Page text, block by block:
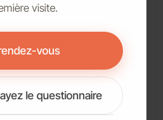
visite.
vous
le questionnaire